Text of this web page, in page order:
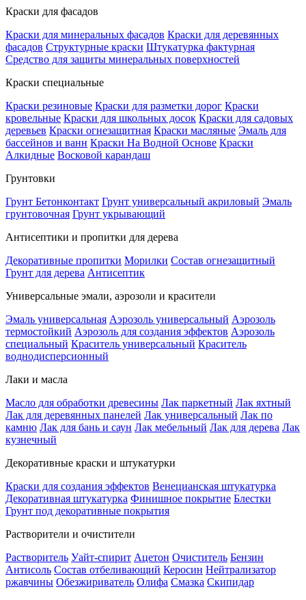
Краски для фасадов
Краски для минеральных фасадов Краски для деревянных
фасадов Структурные краски Штукатурка фактурная
Средство для защиты минеральных поверхностей
Краски специальные
Краски резиновые Краски для разметки дорог Краски
кровельные Краски для школьных досок Краски для садовых
деревьев Краски огнезащитная Краски масляные Эмаль для
бассейнов и ванн Краски На Водной Основе Краски
Алкидные Восковой карандаш
Грунтовки
Грунт Бетонконтакт Грунт универсальный акриловый Эмаль
грунтовочная Грунт укрывающий
Антисептики и пропитки для дерева
Декоративные пропитки Морилки Состав огнезащитный
Грунт для дерева Антисептик
Универсальные эмали, аэрозоли и красители
Эмаль универсальная Аэрозоль универсальный Аэрозоль
термостойкий Аэрозоль для создания эффектов Аэрозоль
специальный Краситель универсальный Краситель
воднодисперсионный
Лаки и масла
Масло для обработки древесины Лак паркетный Лак яхтный
Лак для деревянных панелей Лак универсальный Лак по
камню Лак для бань и саун Лак мебельный Лак для дерева Лак
кузнечный
Декоративные краски и штукатурки
Краски для создания эффектов Венецианская штукатурка
Декоративная штукатурка Финишное покрытие Блестки
Грунт под декоративные покрытия
Растворители и очистители
Растворитель Уайт-спирит Ацетон Очиститель Бензин
Антисоль Состав отбеливающий Керосин Нейтрализатор
ржавчины Обезжириватель Олифа Смазка Скипидар